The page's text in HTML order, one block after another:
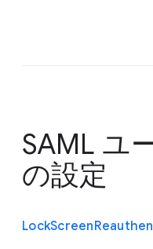
SAML ユ
の設定
LockScreen